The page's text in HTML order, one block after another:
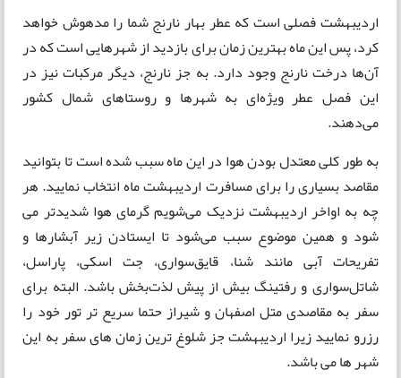
اردیبهشت فصلی است که عطر بهار نارنج شما را مدهوش خواهد
کرد، پس این ماه بهترین زمان برای بازدید از شهرهایی است که در
آن‌ها درخت نارنج وجود دارد. به جز نارنج، دیگر مرکبات نیز در
این فصل عطر ویژه‌ای به شهرها و روستاهای شمال کشور
می‌دهند.
به طور کلی معتدل بودن هوا در این ماه سبب شده است تا بتوانید
مقاصد بسیاری را برای مسافرت اردیبهشت ماه انتخاب نمایید. هر
چه به اواخر اردیبهشت نزدیک می‌شویم گرمای هوا شدیدتر می
شود و همین موضوع سبب می‌شود تا ایستادن زیر آبشارها و
تفریحات آبی مانند شنا، قایق‌سواری، جت اسکی، پاراسل،
شاتل‌سواری و رفتینگ بیش از پیش لذت‌بخش باشد. البته برای
سفر به مقاصدی متل اصفهان و شیراز حتما سریع تر تور خود را
رزرو نمایید زیرا اردیبهشت جز شلوغ ترین زمان های سفر به این
شهر ها می باشد.